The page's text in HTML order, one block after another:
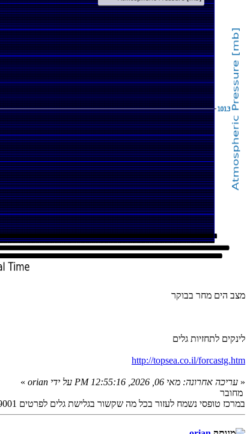
מצב הים מחר בבוקר
לינקים לתחזיות גלים
http://topsea.co.il/forcastg.htm
« עריכה אחרונה: מאי 06, 2026, 12:55:16 PM על ידי orian
»
מחובר
במרכז טופסי נשמח לעזור בכל מה שקשור בגלישת גלים לפרטים 0504329001